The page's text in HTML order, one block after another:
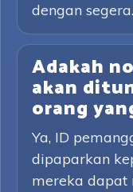
dengan segera.
Adakah
akan
orang
Ya, ID
dipaparkan
mereka dapat